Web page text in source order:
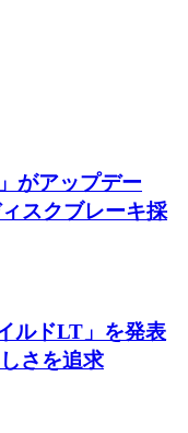
がアップデー
スクブレーキ採
ルドLT」を発表
さを追求